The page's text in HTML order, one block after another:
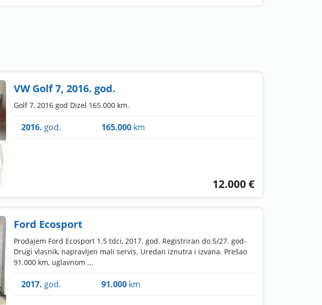
VW Golf 7, 2016. god.
Golf 7, 2016 god Dizel 165.000 km.
2016. god. 165.000 km
12.000 €
Ford Ecosport
Prodajem Ford Ecosport 1.5 tdci, 2017. god. Registriran do 5/27. god-
Drugi vlasnik, napravljen mali servis. Uredan iznutra i izvana. Prešao
91.000 km, uglavnom ...
2017. god. 91.000 km